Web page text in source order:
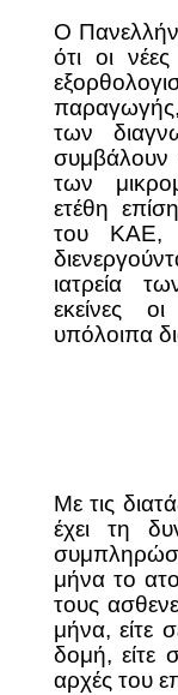
Ο
ότι οι
των
συμβάλουν
των
ετέθη
του ΚΑΕ,
ιατρεία
εκείνες
υπόλοιπα
Με τις
έχει τη
μήνα το
τους
μήνα, είτε
δομή, είτε
αρχές του